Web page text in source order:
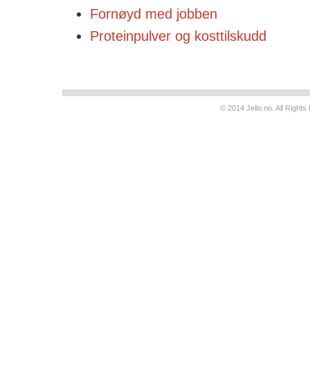
Fornøyd med jobben
Proteinpulver og kosttilskudd
© 2014 Jello.no. All